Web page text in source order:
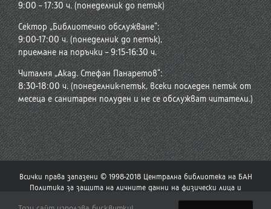
9:00 – 17:30 ч. (понеделник до петък)
Сектор „Библиотечно обслужване“:
9:00-17:00 ч. (понеделник до петък),
приемане на поръчки – 9:15-16:30 ч.
Читалня „Акад. Стефан Панаретов“:
8:30-18:00 ч. (понеделник-петък, всеки последен петък от
месеца е санитарен полуден и не се обслужват читатели.)
Всички права запазени © 1998-2018 Централна библиотека на БАН
Политика за защита на личните данни на физически лица и
политика за употреба на бисквитки